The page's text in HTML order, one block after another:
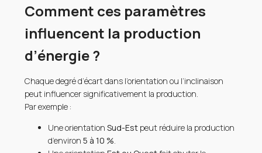
Comment ces paramètres
influencent la production
d’énergie ?
Chaque degré d’écart dans l’orientation ou l’inclinaison
peut influencer significativement la production.
Par exemple :
Une orientationSud-Est peut réduire la production
d’environ5 à 10 %